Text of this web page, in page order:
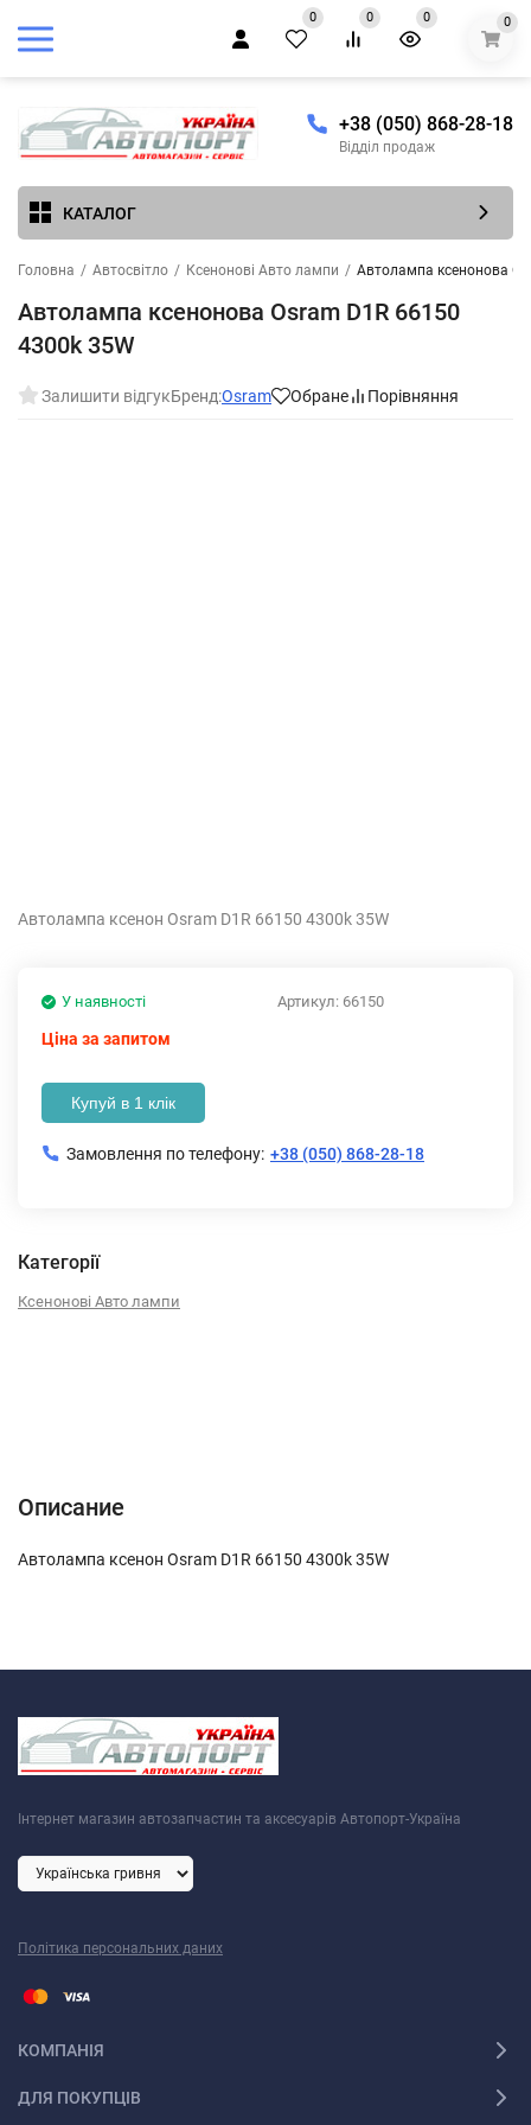
0 0 0 0
+38 (050) 868-28-18
Відділ продаж
КАТАЛОГ
Головна / Автосвітло / Ксенонові Авто лампи / Автолампа ксенонова
Автолампа ксенонова Osram D1R 66150
4300k 35W
Залишити відгукБренд:Osram Обране Порівняння
Автолампа ксенон Osram D1R 66150 4300k 35W
Артикул: 66150
У наявності
Ціна за запитом
Купуй в 1 клік
Замовлення по телефону: +38 (050) 868-28-18
Категорії
Ксенонові Авто лампи
Описание
Автолампа ксенон Osram D1R 66150 4300k 35W
Інтернет магазин автозапчастин та аксесуарів Автопорт-Україна
Політика персональних даних
КОМПАНІЯ
ДЛЯ ПОКУПЦІВ